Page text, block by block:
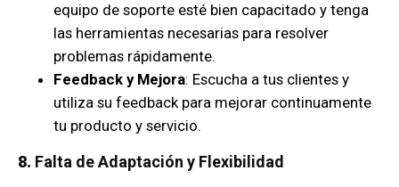
equipo de soporte esté bien capacitado y tenga
las herramientas necesarias para resolver
problemas rápidamente.
Feedback y Mejora: Escucha a tus clientes y
utiliza su feedback para mejorar continuamente
tu producto y servicio.
8. Falta de Adaptación y Flexibilidad